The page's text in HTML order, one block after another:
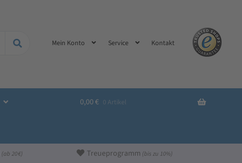
Mein Konto Service Kontakt
0,00 € 0 Artikel
(ab 20 €) Treueprogramm (bis zu 10%)